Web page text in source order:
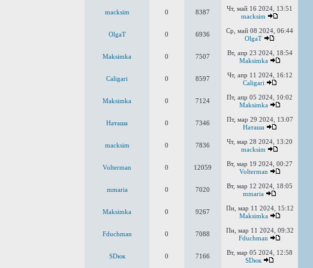
macksim 0 8387
Чт, май 16 2024, 13:51
macksim
OlgaT 0 6936
Ср, май 08 2024, 06:44
OlgaT
Maksimka 0 7507
Вт, апр 23 2024, 18:54
Maksimka
Caligari 0 8597
Чт, апр 11 2024, 16:12
Caligari
Maksimka 0 7124
Пт, апр 05 2024, 10:02
Maksimka
Наташа 0 7346
Пт, мар 29 2024, 13:07
Наташа
macksim 0 7836
Чт, мар 28 2024, 13:20
macksim
Volterman 0 12059
Вт, мар 19 2024, 00:27
Volterman
mmaria 0 7020
Вт, мар 12 2024, 18:05
mmaria
Maksimka 0 9267
Пн, мар 11 2024, 15:12
Maksimka
Fduchman 0 7088
Пн, мар 11 2024, 09:32
Fduchman
SDюк 0 7166
Вт, мар 05 2024, 12:58
SDюк